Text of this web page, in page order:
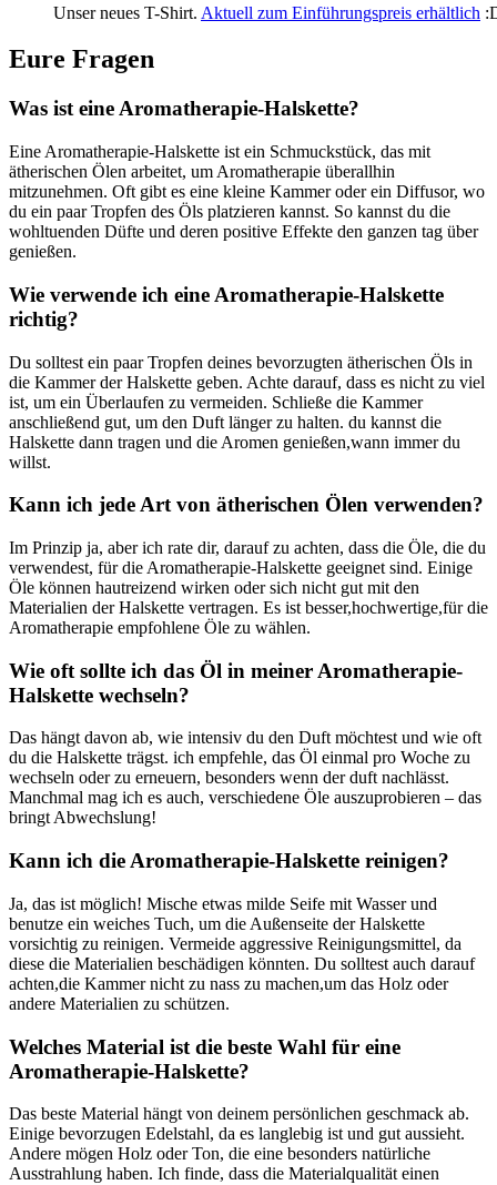
Unser neues T-Shirt. Aktuell zum Einführungspreis erhältlich
Eure Fragen
Was ist eine Aromatherapie-Halskette?
Eine ‌Aromatherapie-Halskette ist ein Schmuckstück, das ⁤mit
ätherischen Ölen arbeitet,​ um Aromatherapie überallhin ​
mitzunehmen. Oft gibt es eine kleine Kammer ⁤oder ein Diffusor, wo
du ein ‌paar Tropfen des Öls platzieren kannst. So kannst du die
wohltuenden Düfte und​ deren positive ​Effekte den ganzen tag ‍über
genießen.
Wie verwende ich ‌eine ​Aromatherapie-Halskette
richtig?
Du solltest ein paar Tropfen deines‌ bevorzugten ätherischen Öls in
die Kammer der ⁤Halskette ‍geben. Achte​ darauf, dass es nicht zu viel
ist, um ein Überlaufen zu vermeiden. Schließe die Kammer​
anschließend gut, um den Duft länger ‌zu halten. du⁣ kannst die
Halskette dann⁣ tragen und‍ die Aromen genießen,wann immer ⁣du
willst.
Kann ich⁤ jede Art von ätherischen Ölen verwenden?
Im‌ Prinzip ja, aber ich rate dir,⁤ darauf zu achten, dass die ​Öle, die du
‍verwendest, für die Aromatherapie-Halskette geeignet sind. Einige
Öle können hautreizend wirken oder sich nicht gut mit den
Materialien der Halskette vertragen.‌ Es ist besser,hochwertige,für die
Aromatherapie ⁣empfohlene Öle zu wählen.
Wie oft sollte⁤ ich das Öl in meiner Aromatherapie-
Halskette wechseln?
Das hängt davon ab, wie intensiv ​du den ‌Duft möchtest und wie ⁢oft​
du die Halskette trägst.⁣ ich empfehle, das Öl ​einmal pro Woche zu
wechseln oder zu erneuern, besonders wenn der duft nachlässt.
Manchmal mag ich es auch, verschiedene Öle auszuprobieren⁢ – das
bringt Abwechslung!
Kann ich die Aromatherapie-Halskette reinigen?
Ja, das ist ⁢möglich! Mische etwas milde Seife mit Wasser und
benutze ein weiches Tuch, um die Außenseite der Halskette
vorsichtig zu ⁢reinigen. Vermeide aggressive Reinigungsmittel, da
diese die Materialien beschädigen könnten. ⁤Du solltest auch darauf
achten,die Kammer nicht zu nass zu machen,um das Holz oder
andere Materialien zu schützen.
Welches Material ist die beste Wahl für eine
⁤Aromatherapie-Halskette?
Das beste Material hängt von deinem persönlichen ‌geschmack ab.
Einige bevorzugen Edelstahl, da es langlebig ist und gut aussieht.
Andere mögen‍ Holz oder ⁣Ton, die eine besonders natürliche‍
Ausstrahlung haben. Ich finde, dass die Materialqualität einen